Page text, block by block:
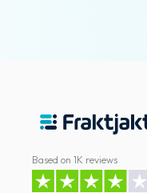
Based on 1K reviews